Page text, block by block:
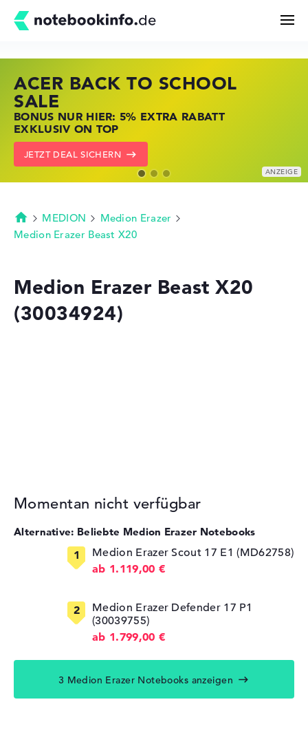
Kaufberatung
Technik & Wissen
ACER BACK TO SCHOOL
SALE
BONUS NUR HIER: 5% EXTRA RABATT
EXKLUSIV ON TOP
JETZT DEAL SICHERN
HP STORE SSV DEALS
JETZT ZUGREIFEN: NOTEBOOKS BEI HP
KRÄFTIG REDUZIERT
ZU DEN HP ANGEBOTEN
LENOVO LAPTOP DEALS
NOTEBOOKS BEI LENOVO JETZT
KRÄFTIG REDUZIERT
LENOVO DEALS ZEIGEN
Startseite
MEDION
Medion Erazer
Medion Erazer Beast X20
Medion Erazer Beast X20
(30034924)
Momentan nicht verfügbar
Alternative: Beliebte Medion Erazer Notebooks
Medion Erazer Scout 17 E1 (MD62758)
ab 1.119,00 €
Medion Erazer Defender 17 P1
(30039755)
ab 1.799,00 €
3 Medion Erazer Notebooks anzeigen